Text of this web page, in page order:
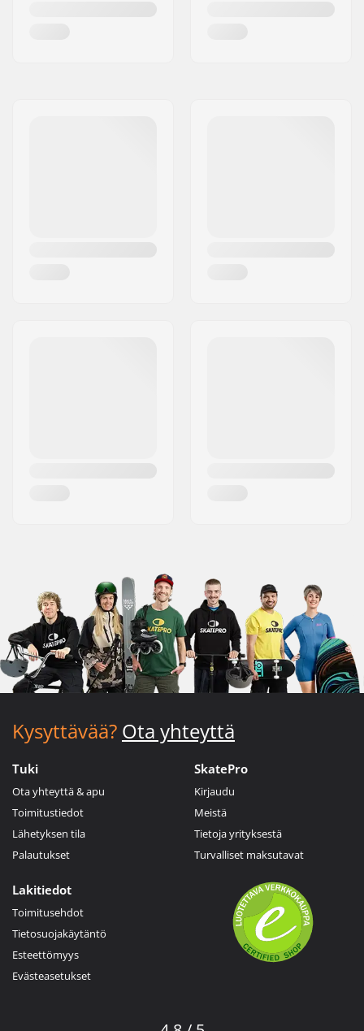
Kysyttävää? Ota yhteyttä
Tuki
Ota yhteyttä & apu
Toimitustiedot
Lähetyksen tila
Palautukset
SkatePro
Kirjaudu
Meistä
Tietoja yrityksestä
Turvalliset maksutavat
Lakitiedot
Toimitusehdot
Tietosuojakäytäntö
Esteettömyys
Evästeasetukset